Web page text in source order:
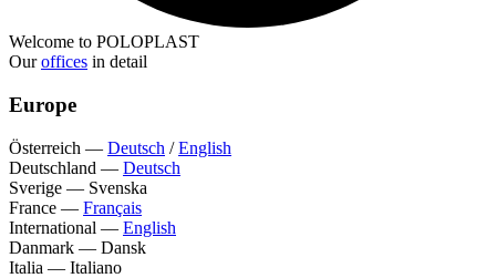
Welcome to POLOPLAST
Ouroffices in detail
Europe
Österreich — Deutsch /English
Deutschland — Deutsch
Sverige — Svenska
France — Français
International — English
Danmark — Dansk
Italia — Italiano